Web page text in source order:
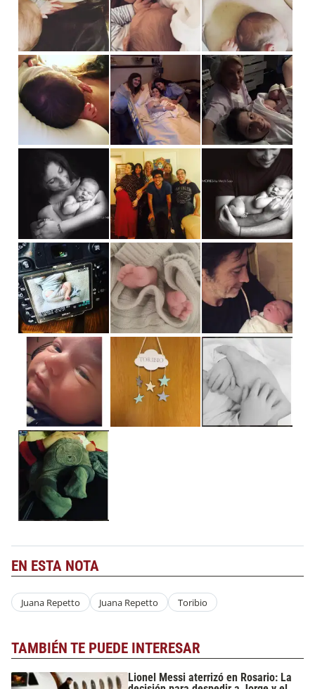
EN ESTA NOTA
Juana Repetto Juana Repetto Toribio
TAMBIÉN TE PUEDE INTERESAR
Lionel Messi aterrizó en Rosario: La